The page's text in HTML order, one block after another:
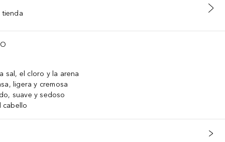
tienda
sal, el cloro y la arena
ligera y cremosa
suave y sedoso
cabello